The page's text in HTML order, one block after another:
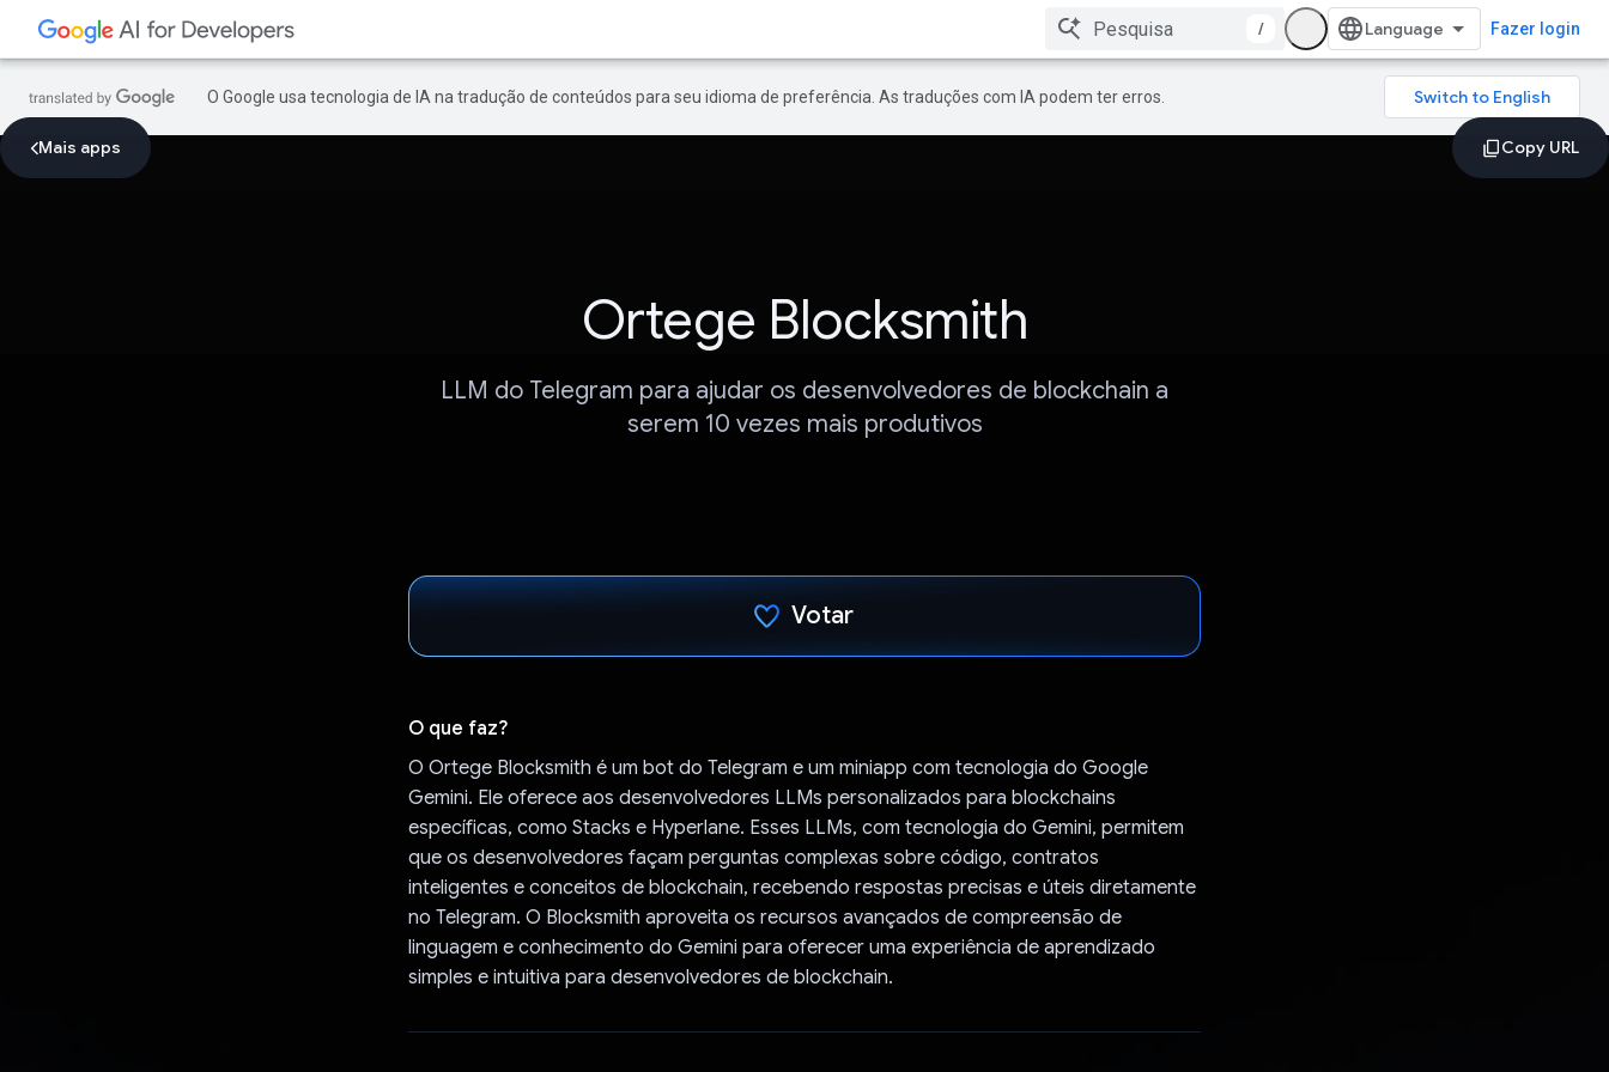
/ Fazer login
O Google usa tecnologia de IA na tradução de conteúdos para seu idioma de preferência. As traduções com IA podem ter erros.
Mais apps
Ortege Blocksmith
LLM do Telegram para ajudar os desenvolvedores de blockchain a
serem 10 vezes mais produtivos
Votar
O que faz?
O Ortege Blocksmith é um bot do Telegram e um miniapp com tecnologia do Google
Gemini. Ele oferece aos desenvolvedores LLMs personalizados para blockchains
específicas, como Stacks e Hyperlane. Esses LLMs, com tecnologia do Gemini, permitem
que os desenvolvedores façam perguntas complexas sobre código, contratos
inteligentes e conceitos de blockchain, recebendo respostas precisas e úteis diretamente
no Telegram. O Blocksmith aproveita os recursos avançados de compreensão de
linguagem e conhecimento do Gemini para oferecer uma experiência de aprendizado
simples e intuitiva para desenvolvedores de blockchain.